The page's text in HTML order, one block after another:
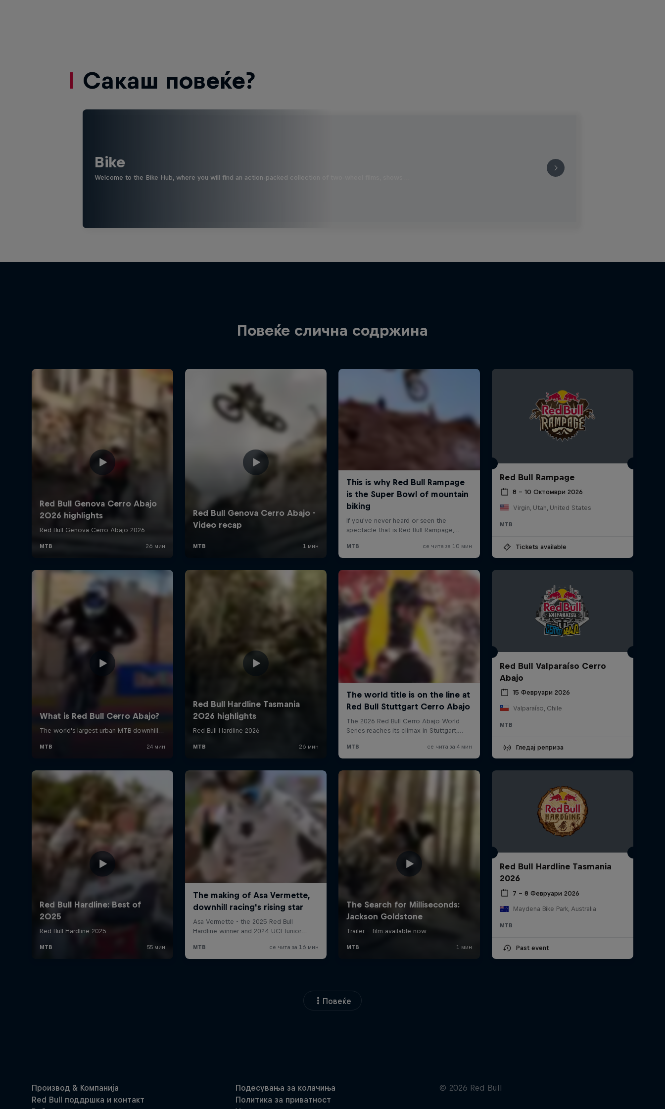
Сакаш повеќе?
Bike
Welcome to the Bike Hub, where you will find an action-packed collection of two-wheel films, shows …
Повеќе слична содржина
Red Bull Rampage
8 – 10 Октомври 2026
Virgin, Utah, United States
MTB
Tickets available
Red Bull Valparaíso Cerro
Abajo
15 Февруари 2026
Valparaíso, Chile
MTB
Гледај реприза
Red Bull Hardline Tasmania
2026
7 – 8 Февруари 2026
Maydena Bike Park, Australia
MTB
Past event
Повеќе